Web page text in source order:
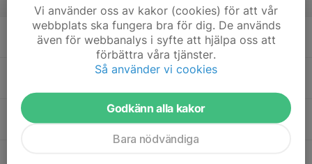
v.12
20
Vi använder oss av kakor (cookies) för att vår
webbplats ska fungera bra för dig. De används
även för webbanalys i syfte att hjälpa oss att
förbättra våra tjänster.
Så använder vi cookies
Godkänn alla kakor
Bara nödvändiga